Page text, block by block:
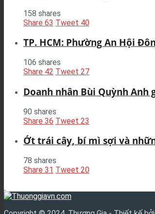
158 shares
Share 63 Tweet 40
TP. HCM: Phường An Hội
106 shares
Share 42 Tweet 27
Doanh nhân Bùi Quỳnh Anh
90 shares
Share 36 Tweet 23
Ớt trái cây, bí mì sợi và
78 shares
Share 31 Tweet 20